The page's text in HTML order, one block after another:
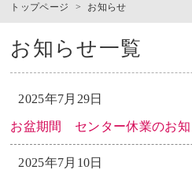
トップページ > お知らせ
お知らせ一覧
2025年7月29日
お盆期間 センター休業のお知
2025年7月10日